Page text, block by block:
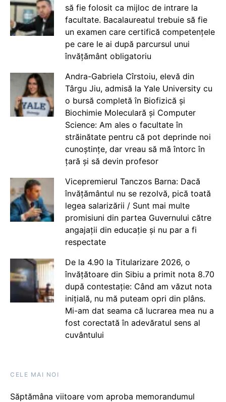
să fie folosit ca mijloc de intrare la
facultate. Bacalaureatul trebuie să fie
un examen care certifică competențele
pe care le ai după parcursul unui
învățământ obligatoriu
Andra-Gabriela Cîrstoiu, elevă din
Târgu Jiu, admisă la Yale University cu
o bursă completă în Biofizică și
Biochimie Moleculară și Computer
Science: Am ales o facultate în
străinătate pentru că pot deprinde noi
cunoștințe, dar vreau să mă întorc în
țară și să devin profesor
Vicepremierul Tanczos Barna: Dacă
învățământul nu se rezolvă, pică toată
legea salarizării / Sunt mai multe
promisiuni din partea Guvernului către
angajații din educație și nu par a fi
respectate
De la 4.90 la Titularizare 2026, o
învățătoare din Sibiu a primit nota 8.70
după contestație: Când am văzut nota
inițială, nu mă puteam opri din plâns.
Mi-am dat seama că lucrarea mea nu a
fost corectată în adevăratul sens al
cuvântului
CELE MAI NOI
Săptămâna viitoare vom aproba memorandumul